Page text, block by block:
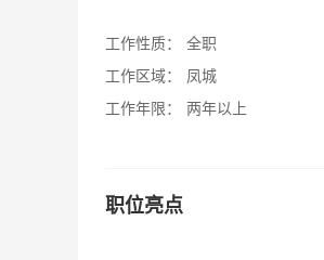
工作性质：
全职
工作区域：
凤城
工作年限：
两年以上
职位亮点